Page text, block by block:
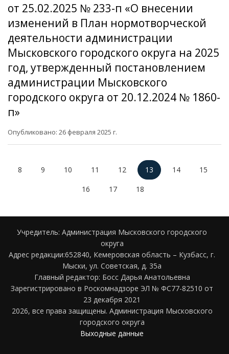
от 25.02.2025 № 233-п «О внесении
изменений в План нормотворческой
деятельности администрации
Мысковского городского округа на 2025
год, утвержденный постановлением
администрации Мысковского
городского округа от 20.12.2024 № 1860-
п»
Опубликовано: 26 февраля 2025 г.
8 9 10 11 12 13 14
15
16
17 18
Учредитель: Администрация Мысковского городского
округа
Адрес редакции:652840, Кемеровская область – Кузбасс, г.
Мыски, ул. Советская, д. 35а
Главный редактор: Босс Дарья Анатольевна
Зарегистрировано в Роскомнадзоре ЭЛ № ФС77-82510 от
23 декабря 2021
2026, все права защищены. Администрация Мысковского
городского округа
Выходные данные